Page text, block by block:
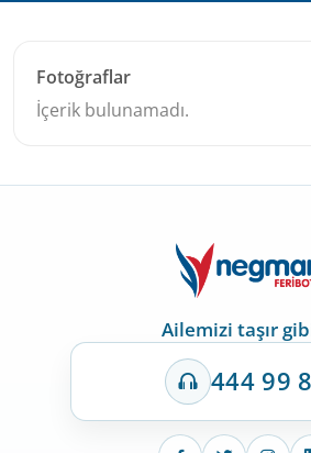
Fotoğraflar
İçerik bulunamadı.
Ailemizi taşır
444 99